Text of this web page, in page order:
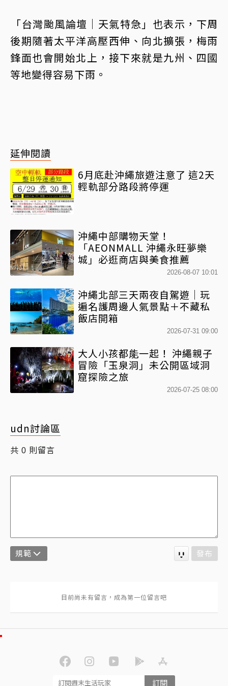
󠀠「台灣颱風論壇｜天氣特急」也表示，下周
後期隨著太平洋高壓西伸、向北擴張，梅雨
鋒面也會開始北上，接下來就是九州、四國
等地變得容易下雨。
延伸閱讀
6月底赴沖繩旅遊注意了 這2天
輕軌部分路段將停運
沖繩中部購物天堂！
「AEONMALL 沖繩永旺夢樂
城」必逛商店與美食推薦
2026-08-07 10:01
沖繩北部三天兩夜自駕遊｜玩
遍名護周邊人氣景點＋不藏私
飯店開箱
2026-07-31 09:00
大人小孩都能一起！ 沖繩親子
冒險「玉泉洞」未公開區域洞
窟探險之旅
2026-07-25 08:00
udn討論區
共 0 則留言
規範 發布
訂閱